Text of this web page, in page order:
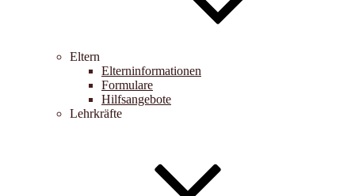
Eltern
Elterninformationen
Formulare
Hilfsangebote
Lehrkräfte